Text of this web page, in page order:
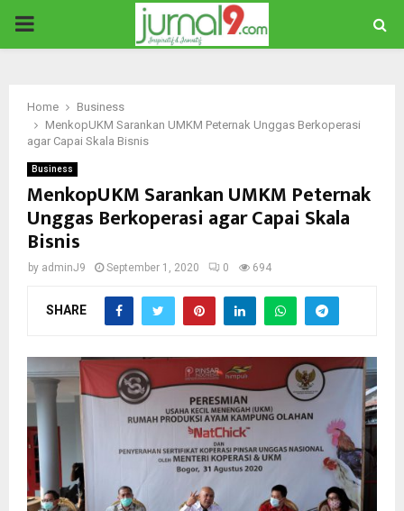
PRIMARY
Home
Business
MenkopUKM Sarankan UMKM Peternak Unggas Berkoperasi
agar Capai Skala Bisnis
Business
MenkopUKM Sarankan UMKM Peternak
Unggas Berkoperasi agar Capai Skala
Bisnis
by adminJ9 September 1, 2020 0 694
SHARE